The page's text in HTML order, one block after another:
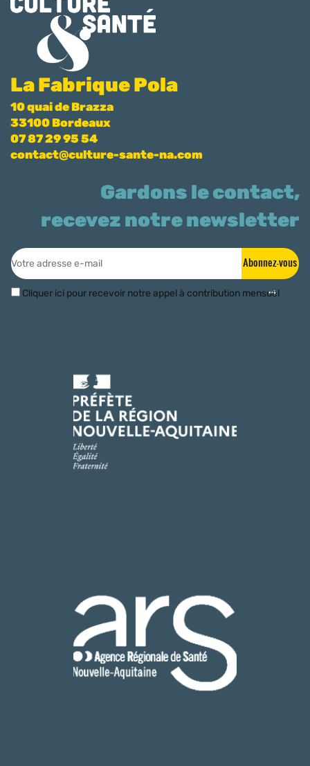
La Fabrique Pola
10 quai de Brazza
33100 Bordeaux
07 87 29 95 54
contact@culture-sante-na.com
Gardons le contact,
recevez notre newsletter
Abonnez-vous
Cliquer ici pour recevoir notre appel à contribution mensuel